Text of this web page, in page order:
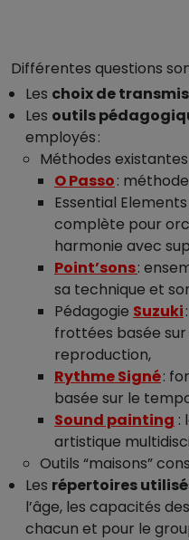
Différentes questions
Les choix de
Les outils
employés :
Méthodes existantes
O Passo:
Essential
complète pour
harmonie avec
Point’sons:
sa technique et
Pédagogie Suzuki
frottées basée
reproduction,
Rythme Signé:
basée sur le
Sound painting :
artistique
Outils “maisons”
Les répertoires
l’âge, les capacités
chacun et pour le